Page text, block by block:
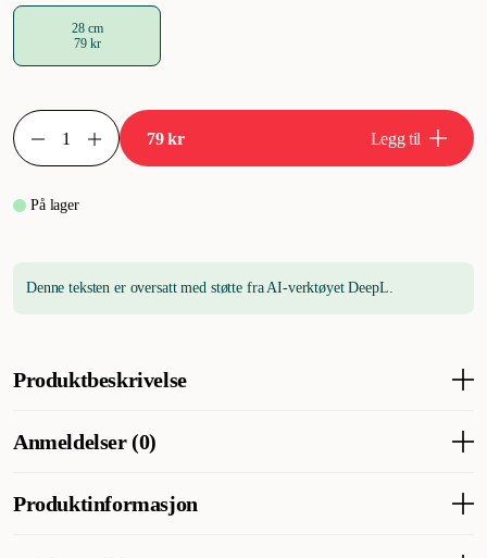
28 cm
79 kr
79 kr Legg til
På lager
Denne teksten er oversatt med støtte fra AI-verktøyet DeepL.
Produktbeskrivelse
Med lyd
Anmeldelser (0)
Produktinformasjon